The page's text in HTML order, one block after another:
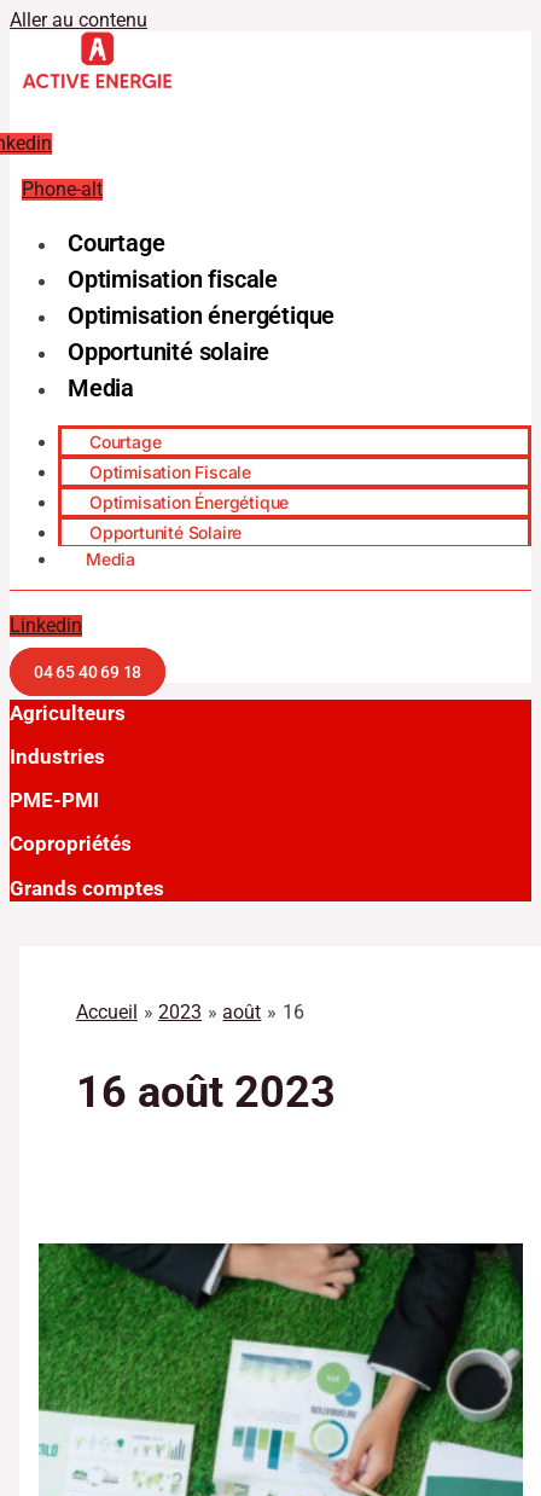
Aller au contenu
Phone-alt
Courtage
Optimisation fiscale
Optimisation énergétique
Opportunité solaire
Media
Courtage
Optimisation Fiscale
Optimisation Énergétique
Opportunité Solaire
Media
Linkedin
04 65 40 69 18
Agriculteurs
Industries
PME-PMI
Copropriétés
Grands comptes
Accueil 2023 août 16
16 août 2023